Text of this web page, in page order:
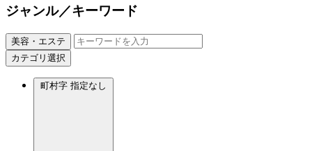
ジャンル／キーワード
美容・エステ
カテゴリ選択
町村字 指定なし